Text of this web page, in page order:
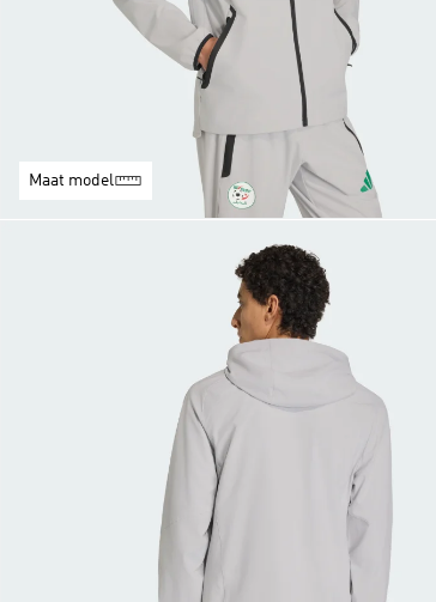
Maat model